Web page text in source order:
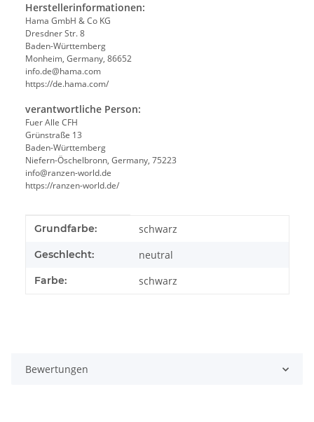
Herstellerinformationen:
Hama GmbH & Co KG
Dresdner Str. 8
Baden-Württemberg
Monheim, Germany, 86652
info.de@hama.com
https://de.hama.com/
verantwortliche Person:
Fuer Alle CFH
Grünstraße 13
Baden-Württemberg
Niefern-Öschelbronn, Germany, 75223
info@ranzen-world.de
https://ranzen-world.de/
Produkteigenschaft
Wert
Grundfarbe: schwarz
Geschlecht: neutral
Farbe: schwarz
Bewertungen